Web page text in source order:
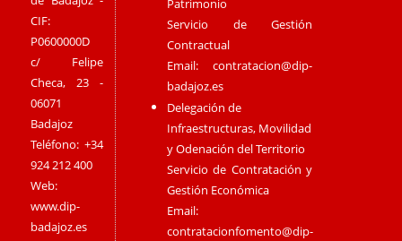
CIF:
P0600000D
c/ Felipe
Checa, 23 -
06071
Badajoz
Teléfono: +34
924 212 400
Web:
www.dip-
badajoz.es
Patrimonio
Servicio de Gestión
Contractual
Email:contratacion@dip-
badajoz.es
Delegación de
Infraestructuras, Movilidad
y Odenación del Territorio
Servicio de Contratación y
Gestión Económica
Email:
contratacionfomento@dip-